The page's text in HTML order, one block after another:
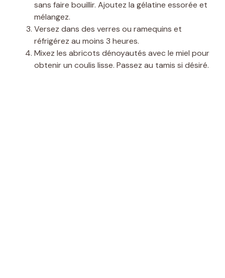
sans faire bouillir. Ajoutez la gélatine essorée et
mélangez.
Versez dans des verres ou ramequins et
réfrigérez au moins 3 heures.
Mixez les abricots dénoyautés avec le miel pour
obtenir un coulis lisse. Passez au tamis si désiré.